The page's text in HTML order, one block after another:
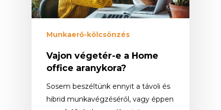
Munkaerő-kölcsönzés
Vajon végetér-e a Home
office aranykora?
Sosem beszéltünk ennyit a távoli és
hibrid munkavégzéséről, vagy éppen